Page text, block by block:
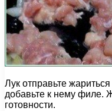
Лук отправьте
добавьте к нему филе.
готовности.